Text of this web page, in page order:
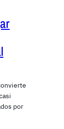
por